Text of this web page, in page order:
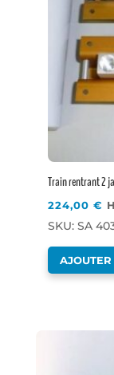
Train rentrant 2
224,00 €
SKU: SA